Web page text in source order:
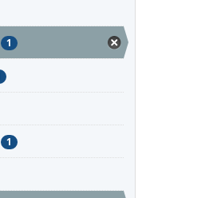
1
1